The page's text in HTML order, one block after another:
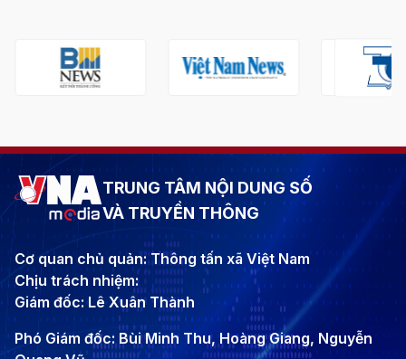
TRUNG TÂM NỘI DUNG SỐ
VÀ TRUYỀN THÔNG
Cơ quan chủ quản: Thông tấn xã Việt Nam
Chịu trách nhiệm:
Giám đốc: Lê Xuân Thành
Phó Giám đốc: Bùi Minh Thu, Hoàng Giang, Nguyễn